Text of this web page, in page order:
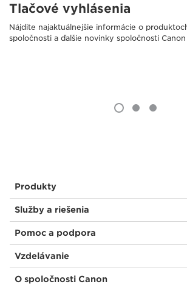
Tlačové vyhlásenia
Nájdite najaktuálnejšie informácie o
spoločnosti a ďalšie novinky spoločnosti Canon
Produkty
Služby a riešenia
Pomoc a podpora
Vzdelávanie
O spoločnosti Canon